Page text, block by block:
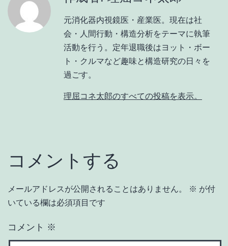
元消化器内視鏡医・産業医。現在は社
会・人間行動・構造分析をテーマに執筆
活動を行う。定年退職後はヨット・ボー
ト・クルマなど趣味と構造研究の日々を
過ごす。
理屈コネ太郎のすべての投稿を表示。
コメントする
メールアドレスが公開されることはありません。 ※ が付
いている欄は必須項目です
コメント ※